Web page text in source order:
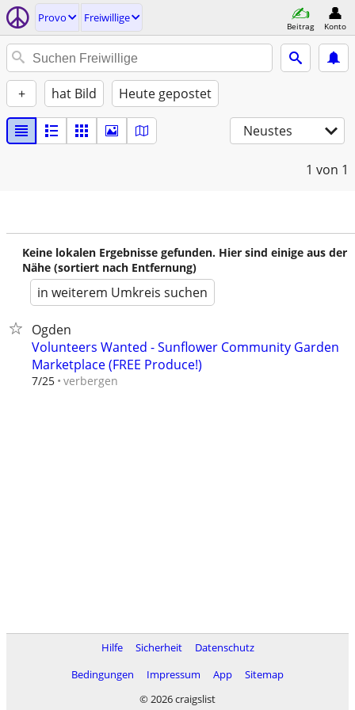
Provo Freiwillige
Beitrag Konto
+ hat Bild Heute gepostet
Neustes
1 von 1
Keine lokalen Ergebnisse gefunden. Hier sind einige aus der
Nähe (sortiert nach Entfernung)
in weiterem Umkreis suchen
Ogden
Volunteers Wanted - Sunflower Community Garden
Marketplace (FREE Produce!)
7/25 verbergen
Hilfe Sicherheit
Datenschutz
Bedingungen
Impressum App
Sitemap
© 2026 craigslist